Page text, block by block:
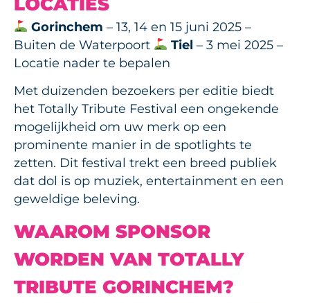
Gorinchem – 13, 14 en 15 juni 2025 –
Buiten de Waterpoort
Tiel – 3 mei 2025 –
Locatie nader te bepalen
Met duizenden bezoekers per editie biedt
het Totally Tribute Festival een ongekende
mogelijkheid om uw merk op een
prominente manier in de spotlights te
zetten. Dit festival trekt een breed publiek
dat dol is op muziek, entertainment en een
geweldige beleving.
WAAROM SPONSOR
WORDEN VAN TOTALLY
TRIBUTE GORINCHEM?